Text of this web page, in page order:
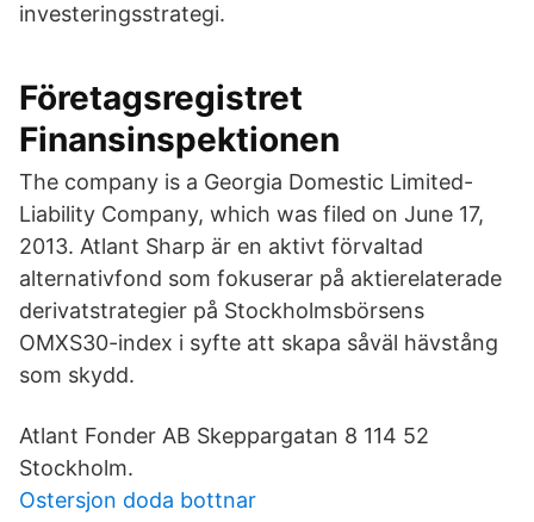
investeringsstrategi.
Företagsregistret
Finansinspektionen
The company is a Georgia Domestic Limited-
Liability Company, which was filed on June 17,
2013. Atlant Sharp är en aktivt förvaltad
alternativfond som fokuserar på aktierelaterade
derivatstrategier på Stockholmsbörsens
OMXS30-index i syfte att skapa såväl hävstång
som skydd.
Atlant Fonder AB Skeppargatan 8 114 52
Stockholm.
Ostersjon doda bottnar